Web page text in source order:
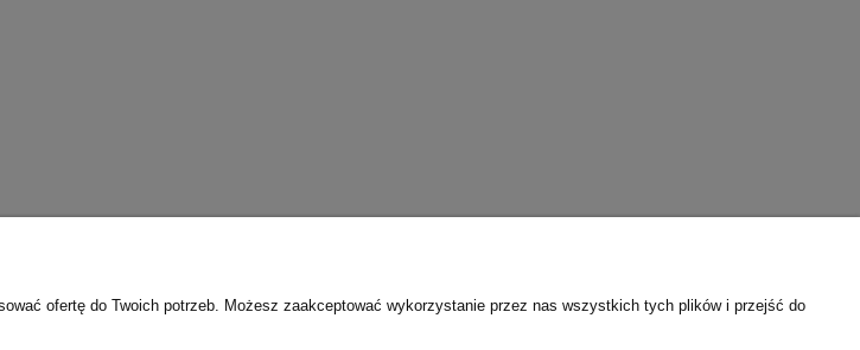
ofertę do Twoich potrzeb. Możesz zaakceptować wykorzystanie przez nas wszystkich tych plików i przejść do